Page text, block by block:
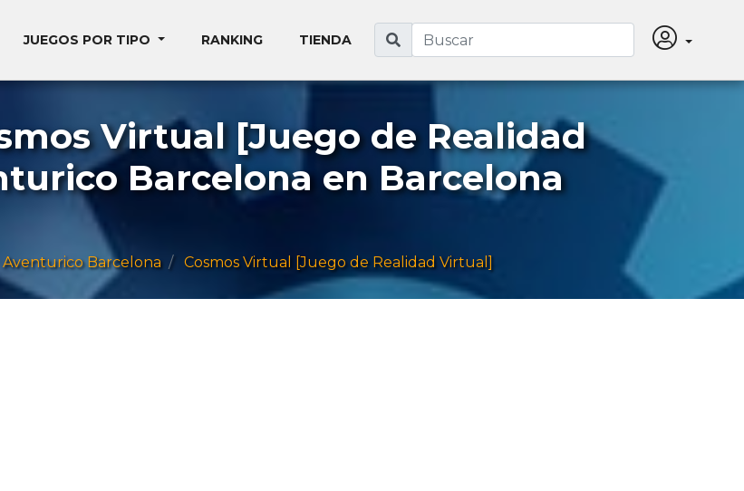
JUEGOS POR TIPO RANKING TIENDA
Virtual [Juego de Realidad
Barcelona en Barcelona
Aventurico Barcelona Cosmos Virtual [Juego de Realidad Virtual]